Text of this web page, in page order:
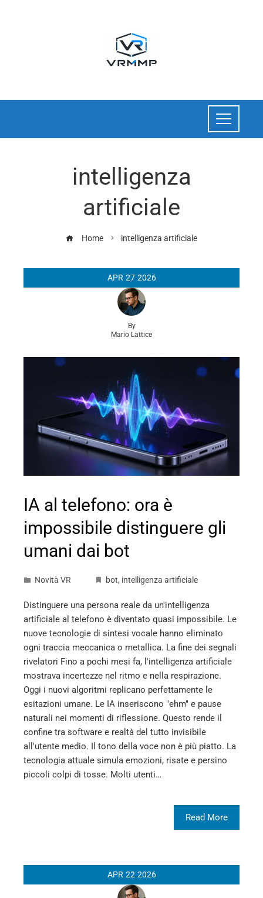
intelligenza
artificiale
Home intelligenza artificiale
APR 27 2026
By
Mario Lattice
IA al telefono: ora è
impossibile distinguere gli
umani dai bot
Novità VR bot, intelligenza artificiale
Distinguere una persona reale da un'intelligenza
artificiale al telefono è diventato quasi impossibile. Le
nuove tecnologie di sintesi vocale hanno eliminato
ogni traccia meccanica o metallica. La fine dei segnali
rivelatori Fino a pochi mesi fa, l'intelligenza artificiale
mostrava incertezze nel ritmo e nella respirazione.
Oggi i nuovi algoritmi replicano perfettamente le
esitazioni umane. Le IA inseriscono "ehm" e pause
naturali nei momenti di riflessione. Questo rende il
confine tra software e realtà del tutto invisibile
all'utente medio. Il tono della voce non è più piatto. La
tecnologia attuale simula emozioni, risate e persino
piccoli colpi di tosse. Molti utenti…
Read More
APR 22 2026